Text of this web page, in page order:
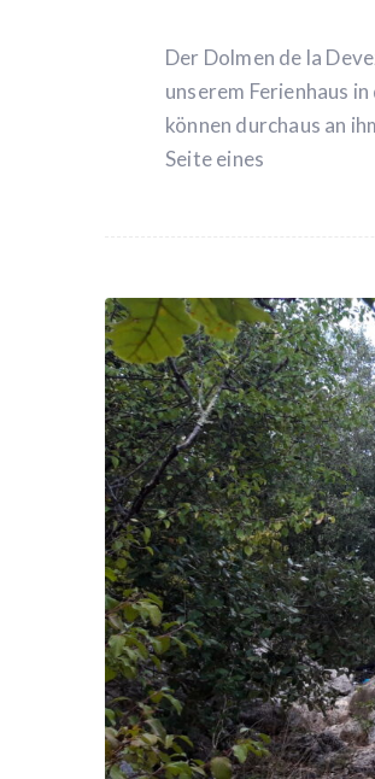
Der Dolmen de la
unserem Ferienhaus
können durchaus an
Seite eines